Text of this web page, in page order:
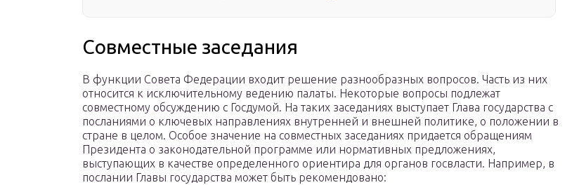
Совместные заседания
В функции Совета Федерации входит решение разнообразных вопросов. Часть из них
относится к исключительному ведению палаты. Некоторые вопросы подлежат
совместному обсуждению с Госдумой. На таких заседаниях выступает Глава государства с
посланиями о ключевых направлениях внутренней и внешней политике, о положении в
стране в целом. Особое значение на совместных заседаниях придается обращениям
Президента о законодательной программе или нормативных предложениях,
выступающих в качестве определенного ориентира для органов госвласти. Например, в
послании Главы государства может быть рекомендовано: